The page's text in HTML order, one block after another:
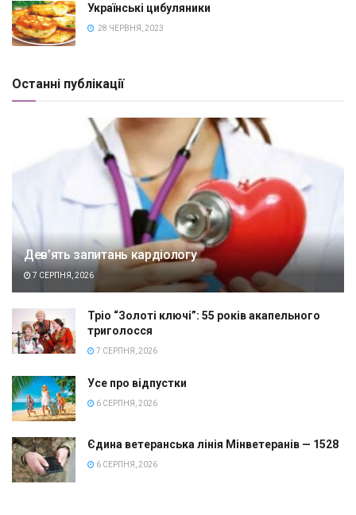
Українські цибуляники
28 ЧЕРВНЯ, 2023
Останні публікації
Дев’ять запитань кардіологу
7 СЕРПНЯ, 2026
Тріо “Золоті ключі”: 55 років акапельного
триголосся
7 СЕРПНЯ, 2026
Усе про відпустки
6 СЕРПНЯ, 2026
Єдина ветеранська лінія Мінветеранів — 1528
6 СЕРПНЯ, 2026